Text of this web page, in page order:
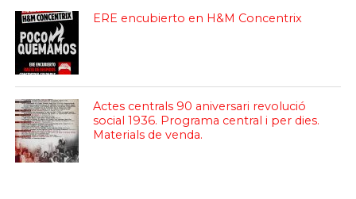
ERE encubierto en H&M Concentrix
Actes centrals 90 aniversari revolució
social 1936. Programa central i per dies.
Materials de venda.